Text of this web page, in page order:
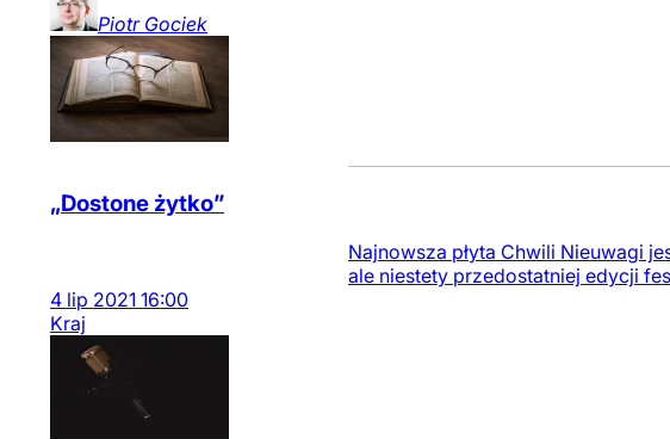
Piotr Gociek
„Dostone żytko”
Najnowsza płyta Chwili Nieuwagi
ale niestety przedostatniej edycji
4 lip 2021 16:00
Kraj